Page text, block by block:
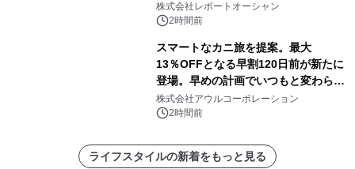
センター・高速光通信需要が成長を加
速
株式会社レポートオーシャン
2時間前
スマートなカニ旅を提案。最大
13％OFFとなる早割120日前が新たに
登場。早めの計画でいつもと変わらぬ
大人の冬旅を。ー夕日ヶ浦温泉「佳松
苑 別邸ふうか」ー
株式会社アウルコーポレーション
2時間前
ライフスタイルの新着をもっと見る